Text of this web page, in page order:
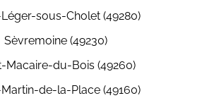
sous-Cholet (49280)
Sèvremoine (49230)
Macaire-du-Bois (49260)
de-la-Place (49160)